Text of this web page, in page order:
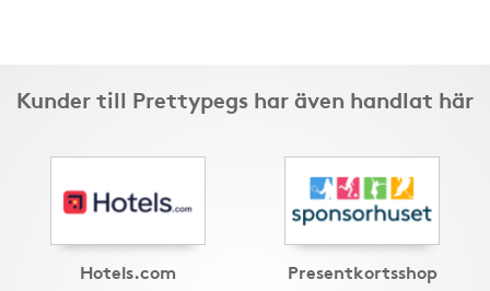
Kunder till Prettypegs har även handlat här
Hotels.com Presentkortsshop